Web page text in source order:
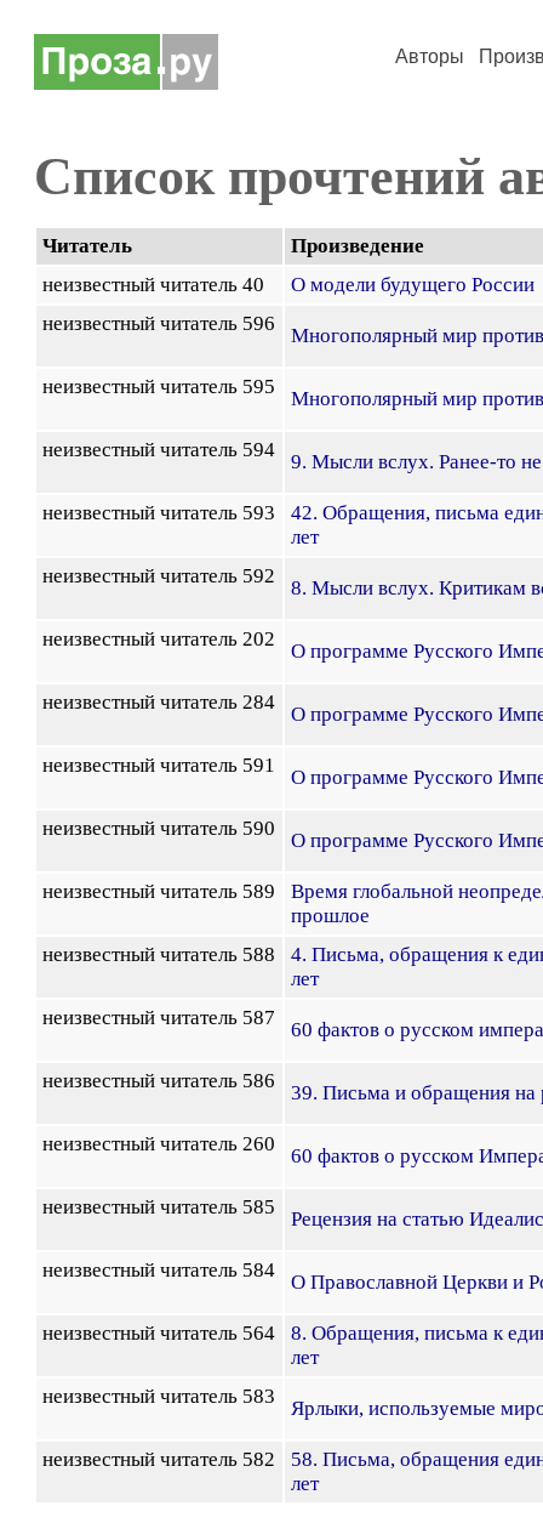
Авторы
Список прочтений
Читатель
Произведение
неизвестный читатель 40
О модели будущего России
неизвестный читатель 596
Многополярный мир
неизвестный читатель 595
Многополярный мир
неизвестный читатель 594
9. Мысли вслух. Ранее-то
неизвестный читатель 593
42. Обращения, письма
лет
неизвестный читатель 592
8. Мысли вслух. Критикам
неизвестный читатель 202
О программе Русского
неизвестный читатель 284
О программе Русского
неизвестный читатель 591
О программе Русского
неизвестный читатель 590
О программе Русского
неизвестный читатель 589
Время глобальной
прошлое
неизвестный читатель 588
4. Письма, обращения к
лет
неизвестный читатель 587
60 фактов о русском
неизвестный читатель 586
39. Письма и обращения на
неизвестный читатель 260
60 фактов о русском
неизвестный читатель 585
Рецензия на статью
неизвестный читатель 584
О Православной Церкви и
неизвестный читатель 564
8. Обращения, письма к
лет
неизвестный читатель 583
Ярлыки, используемые
неизвестный читатель 582
58. Письма, обращения
лет